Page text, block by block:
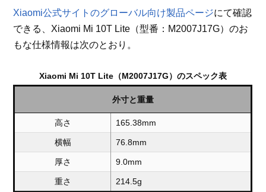
Xiaomi公式サイトのグローバル向け製品ページにて確認
できる、Xiaomi Mi 10T Lite（型番：M2007J17G）のお
もな仕様情報は次のとおり。
Xiaomi Mi 10T Lite（M2007J17G）のスペック表
外寸と重量
高さ 165.38mm
横幅 76.8mm
厚さ 9.0mm
重さ 214.5g